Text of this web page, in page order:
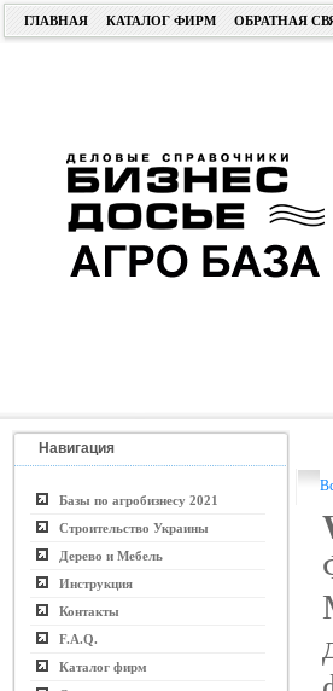
ГЛАВНАЯ КАТАЛОГ ФИРМ ОБРАТНАЯ
Навигация
Базы по агробизнесу 2021
Строительство Украины
Дерево и Мебель
Инструкция
Контакты
F.A.Q.
Каталог фирм